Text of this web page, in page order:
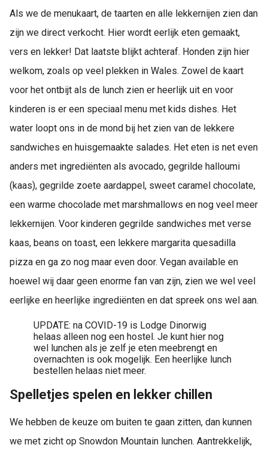
Als we de menukaart, de taarten en alle lekkernijen zien dan
zijn we direct verkocht. Hier wordt eerlijk eten gemaakt,
vers en lekker! Dat laatste blijkt achteraf. Honden zijn hier
welkom, zoals op veel plekken in Wales. Zowel de kaart
voor het ontbijt als de lunch zien er heerlijk uit en voor
kinderen is er een speciaal menu met kids dishes. Het
water loopt ons in de mond bij het zien van de lekkere
sandwiches en huisgemaakte salades. Het eten is net even
anders met ingrediënten als avocado, gegrilde halloumi
(kaas), gegrilde zoete aardappel, sweet caramel chocolate,
een warme chocolade met marshmallows en nog veel meer
lekkernijen. Voor kinderen gegrilde sandwiches met verse
kaas, beans on toast, een lekkere margarita quesadilla
pizza en ga zo nog maar even door. Vegan available en
hoewel wij daar geen enorme fan van zijn, zien we wel veel
eerlijke en heerlijke ingrediënten en dat spreek ons wel aan.
UPDATE: na COVID-19 is Lodge Dinorwig
helaas alleen nog een hostel. Je kunt hier nog
wel lunchen als je zelf je eten meebrengt en
overnachten is ook mogelijk. Een heerlijke lunch
bestellen helaas niet meer.
Spelletjes spelen en lekker chillen
We hebben de keuze om buiten te gaan zitten, dan kunnen
we met zicht op Snowdon Mountain lunchen. Aantrekkelijk,